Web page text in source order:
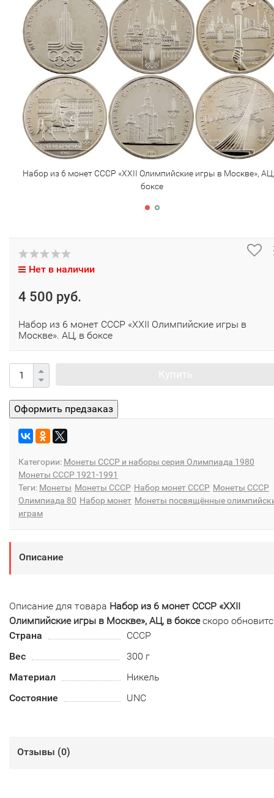
Набор из 6 монет СССР «XXII Олимпийские игры в Москве»,
боксе
Нет в наличии
4 500 руб.
Набор из 6 монет СССР «XXII Олимпийские игры в
Москве». АЦ, в боксе
Категории: Монеты СССР и наборы серия Олимпиада 1980
Монеты СССР 1921-1991
Теги: Монеты Монеты СССР Набор монет СССР Монеты СССР
Олимпиада 80 Набор монет Монеты посвящённые
играм
Описание
Описание для товара Набор из 6 монет СССР «XXII
Олимпийские игры в Москве», АЦ, в боксескоро
Страна
СССР
Вес
300 г
Материал
Никель
Состояние
UNC
Отзывы (0)